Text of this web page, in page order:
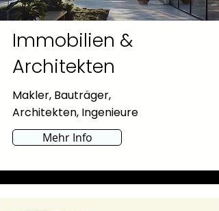
Immobilien &
Architekten
Makler, Bauträger,
Architekten, Ingenieure
Mehr Info